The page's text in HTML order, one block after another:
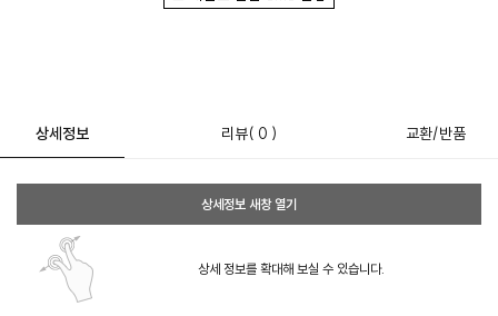
상세정보 리뷰( 0 ) 교환/반품
상세정보 새창 열기
상세 정보를 확대해 보실 수 있습니다.